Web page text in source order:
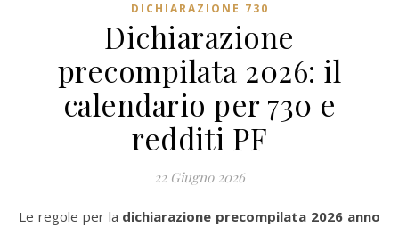
DICHIARAZIONE 730
Dichiarazione
precompilata 2026: il
calendario per 730 e
redditi PF
22 Giugno 2026
Le regole per la dichiarazione precompilata 2026 anno